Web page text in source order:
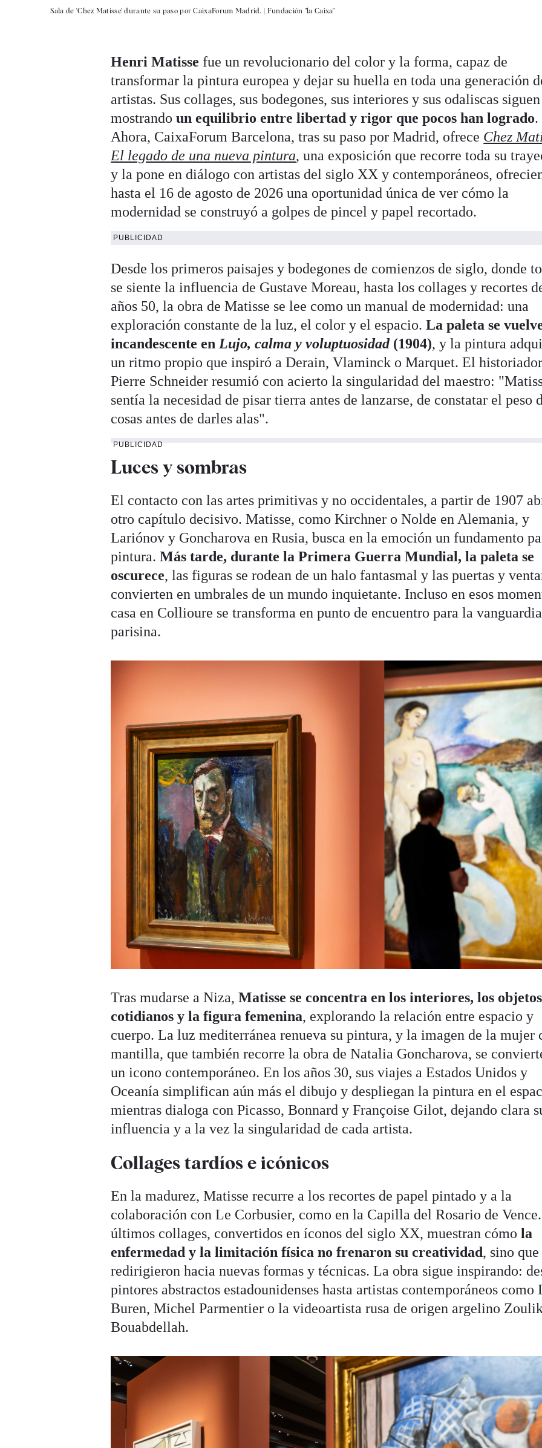
Sala de 'Chez Matisse' durante su paso por CaixaForum Madrid. | Fundación "la Caixa"
Henri Matisse fue un revolucionario del color y la forma, capaz de
transformar la pintura europea y dejar su huella en toda una generación
artistas. Sus collages, sus bodegones, sus interiores y sus odaliscas siguen
mostrandoun equilibrio entre libertad y rigor que pocos han logrado.
Ahora, CaixaForum Barcelona, tras su paso por Madrid, ofrece Chez
El legado de una nueva pintura, una exposición que recorre toda su
y la pone en diálogo con artistas del siglo XX y contemporáneos,
hasta el 16 de agosto de 2026 una oportunidad única de ver cómo la
modernidad se construyó a golpes de pincel y papel recortado.
PUBLICIDAD
Desde los primeros paisajes y bodegones de comienzos de siglo, donde
se siente la influencia de Gustave Moreau, hasta los collages y recortes
años 50, la obra de Matisse se lee como un manual de modernidad: una
exploración constante de la luz, el color y el espacio.La paleta se
incandescente en Lujo, calma y voluptuosidad(1904), y la pintura
un ritmo propio que inspiró a Derain, Vlaminck o Marquet. El
Pierre Schneider resumió con acierto la singularidad del maestro:
sentía la necesidad de pisar tierra antes de lanzarse, de constatar el peso
cosas antes de darles alas".
PUBLICIDAD
Luces y sombras
El contacto con las artes primitivas y no occidentales, a partir de 1907
otro capítulo decisivo. Matisse, como Kirchner o Nolde en Alemania, y
Lariónov y Goncharova en Rusia, busca en la emoción un fundamento
pintura.Más tarde, durante la Primera Guerra Mundial, la paleta se
oscurece, las figuras se rodean de un halo fantasmal y las puertas y
convierten en umbrales de un mundo inquietante. Incluso en esos
casa en Collioure se transforma en punto de encuentro para la vanguardia
parisina.
Tras mudarse a Niza,Matisse se concentra en los interiores, los objetos
cotidianos y la figura femenina, explorando la relación entre espacio y
cuerpo. La luz mediterránea renueva su pintura, y la imagen de la mujer
mantilla, que también recorre la obra de Natalia Goncharova, se
un icono contemporáneo. En los años 30, sus viajes a Estados Unidos y
Oceanía simplifican aún más el dibujo y despliegan la pintura en el
mientras dialoga con Picasso, Bonnard y Françoise Gilot, dejando clara
influencia y a la vez la singularidad de cada artista.
Collages tardíos e icónicos
En la madurez, Matisse recurre a los recortes de papel pintado y a la
colaboración con Le Corbusier, como en la Capilla del Rosario de
últimos collages, convertidos en íconos del siglo XX, muestran cómola
enfermedad y la limitación física no frenaron su creatividad, sino
redirigieron hacia nuevas formas y técnicas. La obra sigue inspirando:
pintores abstractos estadounidenses hasta artistas contemporáneos como
Buren, Michel Parmentier o la videoartista rusa de origen argelino
Bouabdellah.